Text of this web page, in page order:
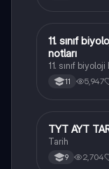
Biyoloji
11. sınıf
notları
11. sınıf
11 5,947
Tarih
TYT AYT
Tarih
9 2,704